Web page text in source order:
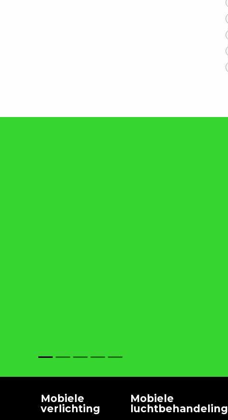
Mobiele
luchtbehandeling
Mobiele
verlichting